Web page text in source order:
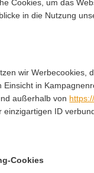
Cookies, um das
in die Nutzung
wir Werbecookies,
Einsicht in
außerhalb von
einzigartigen ID
Cookies